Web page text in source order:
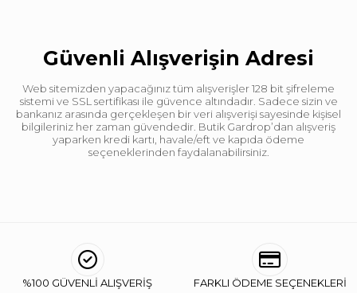
Güvenli Alışverişin Adresi
Web sitemizden yapacağınız tüm alışverişler 128 bit şifreleme
sistemi ve SSL sertifikası ile güvence altındadır. Sadece sizin ve
bankanız arasında gerçekleşen bir veri alışverişi sayesinde kişisel
bilgileriniz her zaman güvendedir. Butik Gardrop’dan alışveriş
yaparken kredi kartı, havale/eft ve kapıda ödeme
seçeneklerinden faydalanabilirsiniz.
%100 GÜVENLİ ALIŞVERİŞ FARKLI ÖDEME SEÇENEKLERİ